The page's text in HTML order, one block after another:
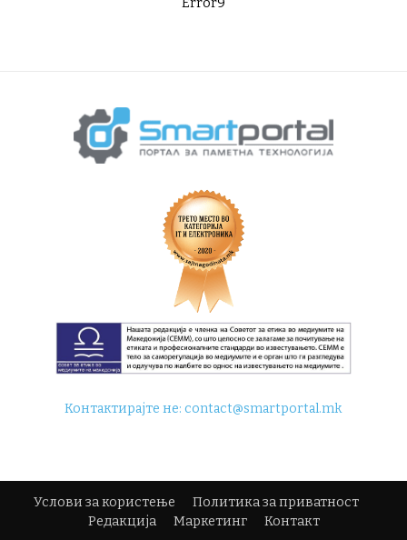
Error9
Контактирајте не:contact@smartportal.mk
Услови за користење
Политика за приватност
Редакција
Маркетинг Контакт